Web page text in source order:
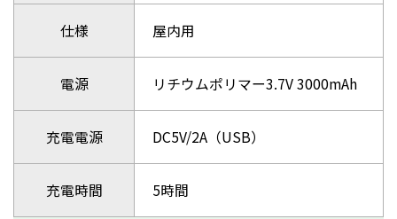
仕様 屋内用
電源 リチウムポリマー3.7V 3000mAh
充電電源 DC5V/2A（USB）
充電時間 5時間